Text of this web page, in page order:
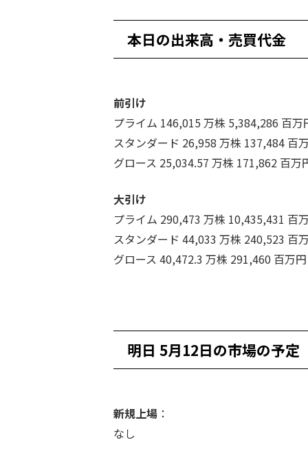
本日の出来高・売買代金
前引け
プライム 146,015 万株 5,384,286 百万
スタンダード 26,958 万株 137,484 百
グロース 25,034.57 万株 171,862 百万
大引け
プライム 290,473 万株 10,435,431 百
スタンダード 44,033 万株 240,523 百
グロース 40,472.3 万株 291,460 百万円
明日 5月12日の市場の予定
新規上場 ：
なし